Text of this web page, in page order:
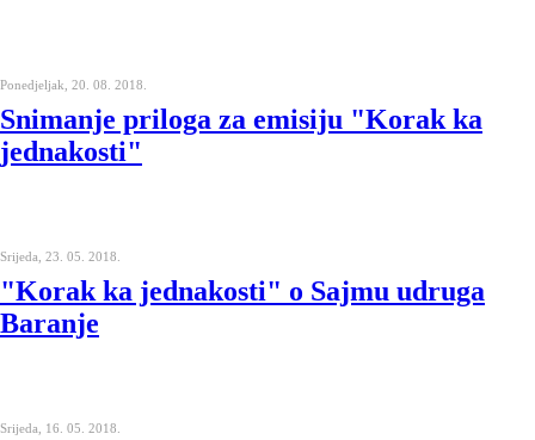
Ponedjeljak, 20. 08. 2018.
Snimanje priloga za emisiju "Korak ka
jednakosti"
Srijeda, 23. 05. 2018.
"Korak ka jednakosti" o Sajmu udruga
Baranje
Srijeda, 16. 05. 2018.